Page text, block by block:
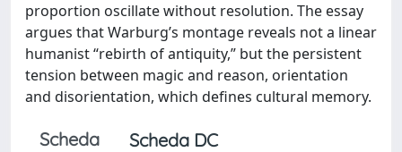
proportion oscillate without resolution. The essay
argues that Warburg’s montage reveals not a linear
humanist “rebirth of antiquity,” but the persistent
tension between magic and reason, orientation
and disorientation, which defines cultural memory.
Scheda Scheda DC